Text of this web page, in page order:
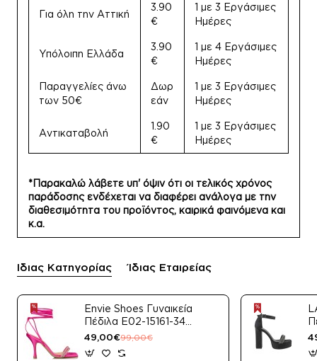
Για όλη την Αττική
3.90
€
1 με 3 Εργάσιμες
Ημέρες
Υπόλοιπη Ελλάδα
3.90
€
1 με 4 Εργάσιμες
Ημέρες
Παραγγελίες άνω
των 50€
Δωρ
εάν
1 με 3 Εργάσιμες
Ημέρες
Αντικαταβολή
1.90
€
1 με 3 Εργάσιμες
Ημέρες
*Παρακαλώ λάβετε υπ' όψιν ότι οι τελικός χρόνος
παράδοσης ενδέχεται να διαφέρει ανάλογα με την
διαθεσιμότητα του προϊόντος, καιρικά φαινόμενα και
κ.α.
Ίδιας Κατηγορίας Ίδιας Εταιρείας
Envie Shoes Γυναικεία
Πέδιλα E02-15161-34
Μαύρο Satin
49,00€99,00€